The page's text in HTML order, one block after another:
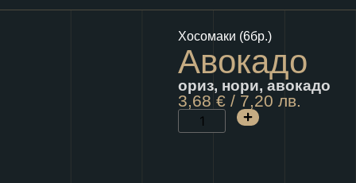
Хосомаки (6бр.)
Авокадо
ориз, нори, авокадо
3,68 € / 7,20 лв.